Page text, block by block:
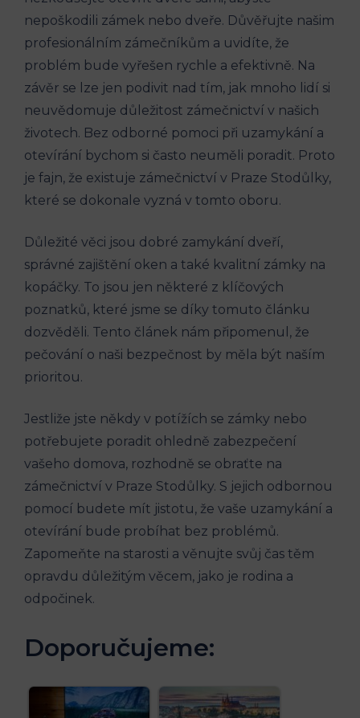
nepoškodili zámek nebo dveře. Důvěřujte našim
profesionálním zámečníkům a uvidíte, že
problém bude vyřešen rychle a efektivně. Na
závěr se lze jen podivit nad tím, jak mnoho lidí si
neuvědomuje důležitost zámečnictví v našich
životech. Bez odborné pomoci při uzamykání a
otevírání bychom si často neuměli poradit. Proto
je fajn, že existuje zámečnictví v Praze Stodůlky,
které se dokonale vyzná v tomto oboru.
Důležité věci jsou dobré zamykání dveří,
správné zajištění oken a také kvalitní zámky na
kopáčky. To jsou jen některé z klíčových
poznatků, které jsme se díky tomuto článku
dozvěděli. Tento článek nám připomenul, že
pečování o naši bezpečnost by měla být naším
prioritou.
Jestliže jste někdy v potížích se zámky nebo
potřebujete poradit ohledně zabezpečení
vašeho domova, rozhodně se obraťte na
zámečnictví v Praze Stodůlky. S jejich odbornou
pomocí budete mít jistotu, že vaše uzamykání a
otevírání bude probíhat bez problémů.
Zapomeňte na starosti a věnujte svůj čas těm
opravdu důležitým věcem, jako je rodina a
odpočinek.
Doporučujeme: